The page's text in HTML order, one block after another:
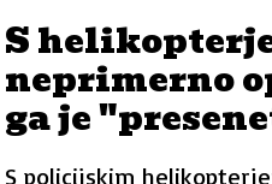
S
neprimerno
ga je
S policijskim